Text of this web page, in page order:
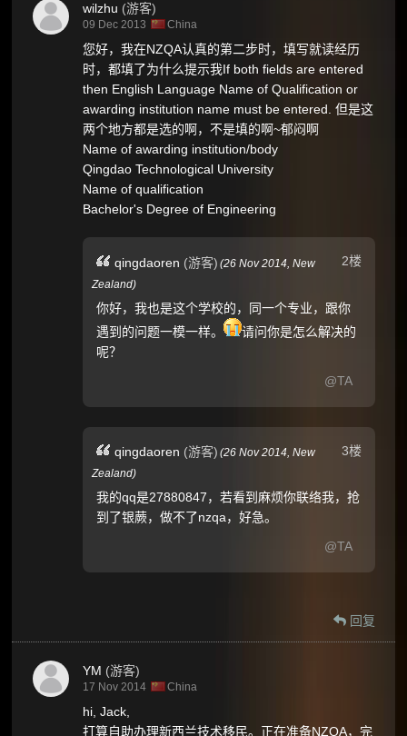
wilzhu (游客)
09 Dec 2013 China
您好，我在NZQA认真的第二步时，填写就读经历
时，都填了为什么提示我If both fields are entered
then English Language Name of Qualification or
awarding institution name must be entered. 但是这
两个地方都是选的啊，不是填的啊~郁闷啊
Name of awarding institution/body
Qingdao Technological University
Name of qualification
Bachelor's Degree of Engineering
2楼
qingdaoren (游客) (26 Nov 2014,New
Zealand)
你好，我也是这个学校的，同一个专业，跟你
遇到的问题一模一样。
请问你是怎么解决的
呢？
@TA
3楼
qingdaoren (游客) (26 Nov 2014,New
Zealand)
我的qq是27880847，若看到麻烦你联络我，抢
到了银蕨，做不了nzqa，好急。
@TA
回复
YM (游客)
17 Nov 2014 China
hi, Jack,
打算自助办理新西兰技术移民。正在准备NZQA，完